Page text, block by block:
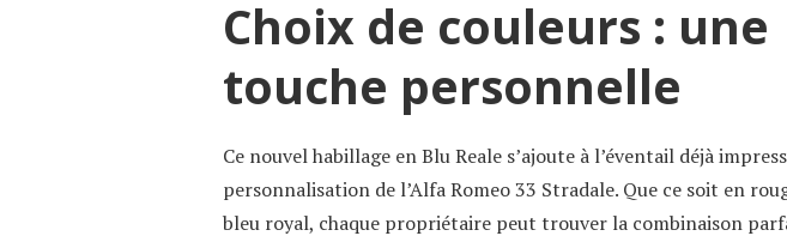
Choix de couleurs : une
touche personnelle
Ce nouvel habillage en Blu Reale s’ajoute à l’éventail déjà
personnalisation de l’Alfa Romeo 33 Stradale. Que ce soit en
bleu royal, chaque propriétaire peut trouver la combinaison